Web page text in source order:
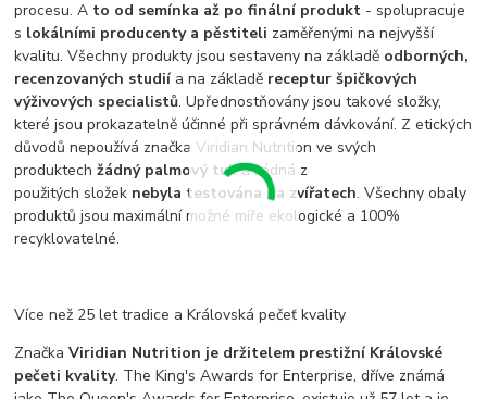
procesu. A to od semínka až po finální produkt - spolupracuje
s lokálními producenty a pěstiteli zaměřenými na nejvyšší
kvalitu. Všechny produkty jsou sestaveny na základě odborných,
recenzovaných studiía na základě receptur špičkových
výživových specialistů. Upřednostňovány jsou takové složky,
které jsou prokazatelně účinné při správném dávkování. Z etických
důvodů nepoužívá značka Viridian Nutrition ve svých
produktechžádný palmový tuka žádná z
použitých složek nebyla testována na zvířatech. Všechny obaly
produktů jsou maximální možné míře ekologické a 100%
recyklovatelné.
Více než 25 let tradice a Královská pečeť kvality
ZnačkaViridian Nutrition je držitelem prestižní Královské
pečeti kvality. The King's Awards for Enterprise, dříve známá